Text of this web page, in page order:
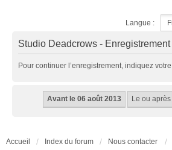
Langue :
Studio Deadcrows - Enregistrement
Pour continuer l’enregistrement, indiquez
Accueil Index du forum Nous contacter